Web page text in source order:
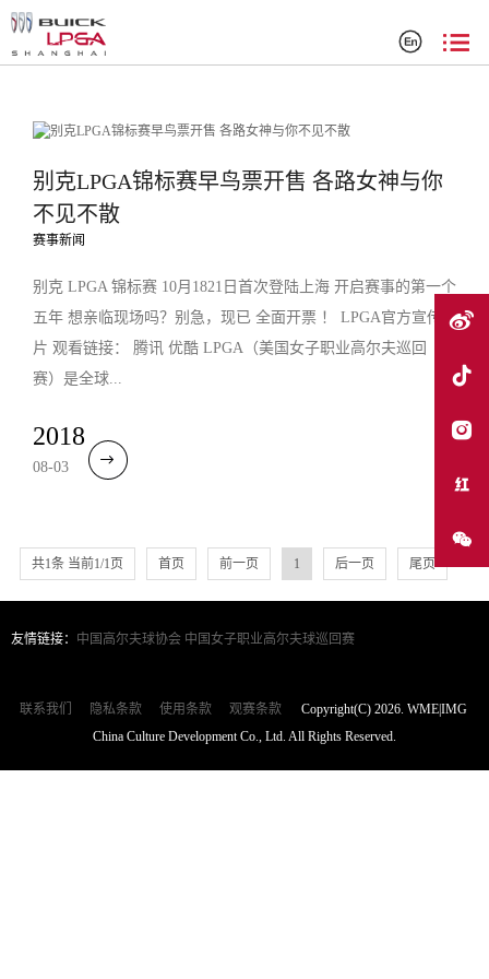
别克LPGA锦标赛早鸟票开售 各路女神与你
不见不散
赛事新闻
别克 LPGA 锦标赛 10月1821日首次登陆上海 开启赛事的第一个
五年 想亲临现场吗？别急，现已 全面开票 ！ LPGA官方宣传
片 观看链接： 腾讯 优酷 LPGA（美国女子职业高尔夫巡回
赛）是全球...
2018
08-03
共1条 当前1/1页 首页 前一页 1 后一页 尾页
友情链接： 中国高尔夫球协会 中国女子职业高尔夫球巡回赛
联系我们 隐私条款 使用条款 观赛条款
Copyright(C) 2026. WME|IMG
China Culture Development Co., Ltd. All Rights Reserved.